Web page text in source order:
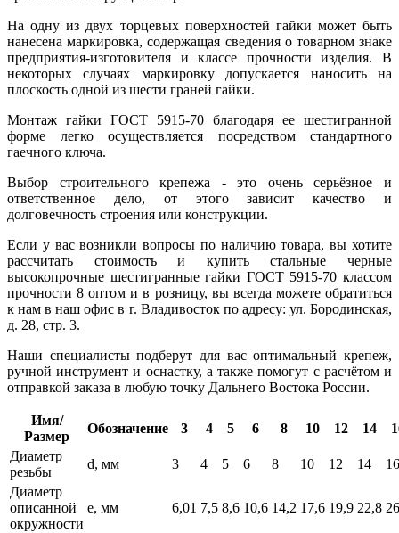
На одну из двух торцевых поверхностей гайки может быть
нанесена маркировка, содержащая сведения о товарном знаке
предприятия-изготовителя и классе прочности изделия. В
некоторых случаях маркировку допускается наносить на
плоскость одной из шести граней гайки.
Монтаж гайки ГОСТ 5915-70 благодаря ее шестигранной
форме легко осуществляется посредством стандартного
гаечного ключа.
Выбор строительного крепежа - это очень серьёзное и
ответственное дело, от этого зависит качество и
долговечность строения или конструкции.
Если у вас возникли вопросы по наличию товара, вы хотите
рассчитать стоимость и купить стальные черные
высокопрочные шестигранные гайки ГОСТ 5915-70 классом
прочности 8 оптом и в розницу, вы всегда можете обратиться
к нам в наш офис в г. Владивосток по адресу: ул. Бородинская,
д. 28, стр. 3.
Наши специалисты подберут для вас оптимальный крепеж,
ручной инструмент и оснастку, а также помогут с расчётом и
отправкой заказа в любую точку Дальнего Востока России.
Имя/
Размер
Обозначение 3 4 5 6 8 10 12 14
Диаметр
резьбы
d, мм 3 4 5 6 8 10 12 14
16
Диаметр
описанной
окружности
e, мм 6,01 7,5 8,6 10,6 14,2 17,6 19,9 22,8